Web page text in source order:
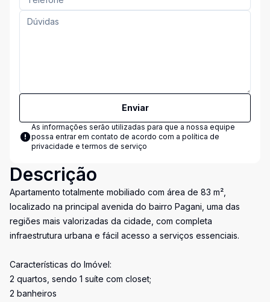
Enviar
As informações serão utilizadas para que a nossa equipe
possa entrar em contato de acordo com a política de
privacidade e termos de serviço
Descrição
Apartamento totalmente mobiliado com área de 83 m²,
localizado na principal avenida do bairro Pagani, uma das
regiões mais valorizadas da cidade, com completa
infraestrutura urbana e fácil acesso a serviços essenciais.
Características do Imóvel:
2 quartos, sendo 1 suíte com closet;
2 banheiros